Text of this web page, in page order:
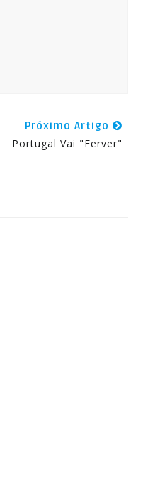
Próximo Artigo
Portugal Vai "Ferver"